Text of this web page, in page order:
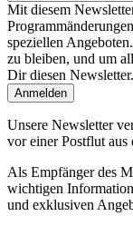
Mit diesem
speziellen
zu bleiben, und um
Dir diesen Newsletter.
Unsere Newsletter
vor einer Postflut
Als Empfänger des
wichtigen
und exklusiven